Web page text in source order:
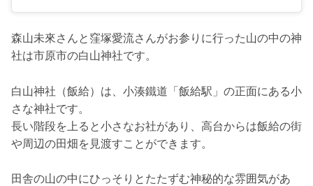
森山未來さんと窪塚愛流さんがお参りに行った山の中の神
社は市原市の白山神社です。
白山神社（飯給）は、小湊鐵道「飯給駅」の正面にある小
さな神社です。
長い階段を上ると小さなお社があり、高台からは飯給の街
や周辺の田畑を見渡すことができます。
田舎の山の中にひっそりとたたずむ神秘的な雰囲気があ